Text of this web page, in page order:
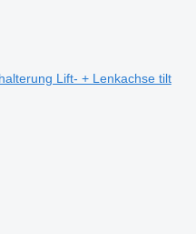
Lift- + Lenkachse tilt